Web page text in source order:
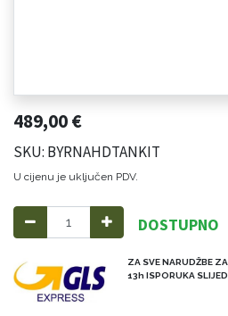
489,00€
SKU: BYRNAHDTANKIT
U cijenu je uključen PDV.
DOSTUPNO
ZA SVE NARUDŽBE
13h ISPORUKA